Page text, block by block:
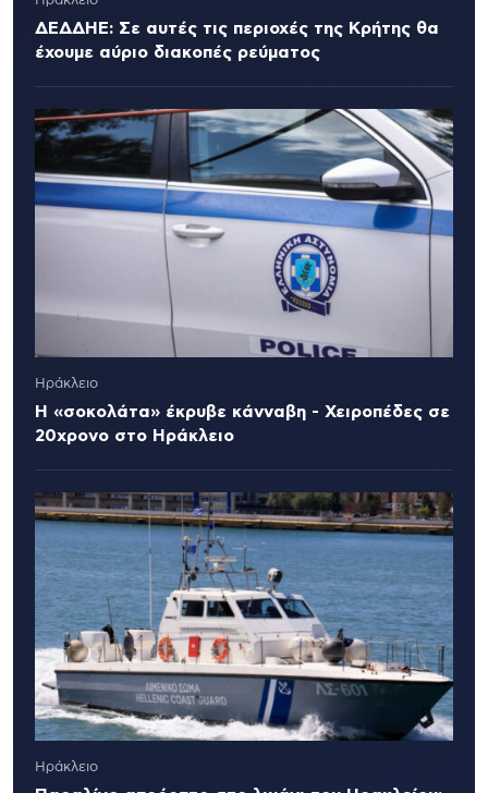
ΔΕΔΔΗΕ: Σε αυτές τις περιοχές της Κρήτης θα
έχουμε αύριο διακοπές ρεύματος
Ηράκλειο
Η «σοκολάτα» έκρυβε κάνναβη - Χειροπέδες σε
20χρονο στο Ηράκλειο
Ηράκλειο